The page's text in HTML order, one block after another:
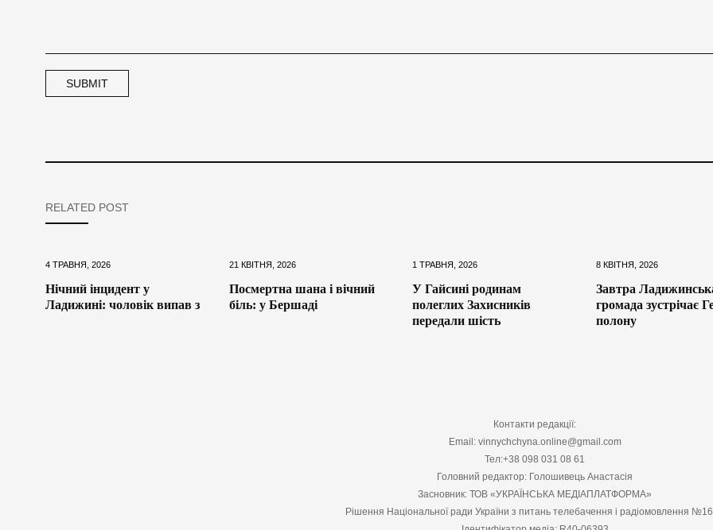
RELATED POST
4 ТРАВНЯ, 2026
Нічний інцидент у
Ладижині: чоловік випав з
21 КВІТНЯ, 2026
Посмертна шана і вічний
біль: у Бершаді
1 ТРАВНЯ, 2026
У Гайсині родинам
полеглих Захисників
передали шість
8 КВІТНЯ, 2026
Завтра
громада зустрічає
полону
Контакти редакції:
Email: vinnychchyna.online@gmail.com
Тел:+38 098 031 08 61
Головний редактор: Голошивець Анастасія
Засновник: ТОВ «УКРАЇНСЬКА МЕДІАПЛАТФОРМА»
Рішення Національної ради України з питань телебачення і радіомовлення